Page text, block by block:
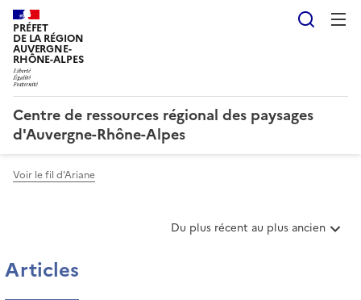
PRÉFET
DE LA RÉGION
AUVERGNE-
RHÔNE-ALPES
Centre de ressources régional des paysages
d'Auvergne-Rhône-Alpes
Voir le fil d'Ariane
T
Du plus récent au plus ancien
Articles